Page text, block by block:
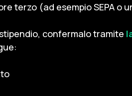
terzo (ad esempio SEPA o
confermalo tramite